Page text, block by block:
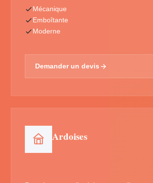
Mécanique
Emboîtante
Moderne
Demander un devis
Ardoises